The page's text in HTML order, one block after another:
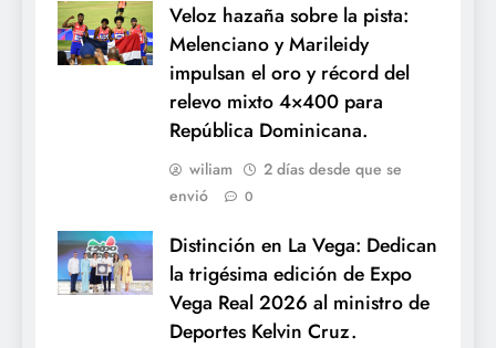
Veloz hazaña sobre la pista:
Melenciano y Marileidy
impulsan el oro y récord del
relevo mixto 4×400 para
República Dominicana.
wiliam
2 días desde que se
envió
0
Distinción en La Vega: Dedican
la trigésima edición de Expo
Vega Real 2026 al ministro de
Deportes Kelvin Cruz.